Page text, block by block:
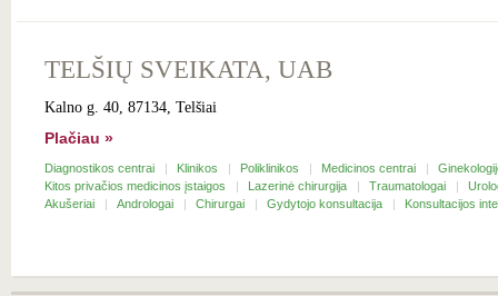
TELŠIŲ SVEIKATA, UAB
Kalno g. 40, 87134, Telšiai
Plačiau »
Diagnostikos centrai Klinikos Poliklinikos Medicinos centrai
Kitos privačios medicinos įstaigos
Lazerinė chirurgija Traumatologai
Akušeriai
Andrologai Chirurgai Gydytojo konsultacija Konsultacijos